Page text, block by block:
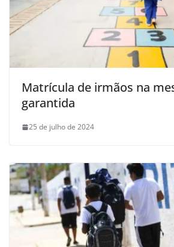
Matrícula de irmãos na
garantida
25 de julho de 2024